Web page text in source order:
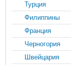
Турция
Филиппины
Франция
Черногория
Швейцария